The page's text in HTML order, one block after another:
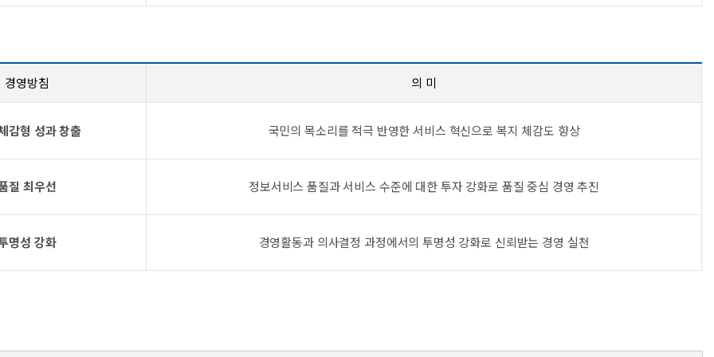
경영방침 의 미
감형 성과 창출 국민의 목소리를 적극 반영한 서비스 혁신으로 복지 체감도 향상
질 최우선 정보서비스 품질과 서비스 수준에 대한 투자 강화로 품질 중심 경영 추진
명성 강화 경영활동과 의사결정 과정에서의 투명성 강화로 신뢰받는 경영 실천